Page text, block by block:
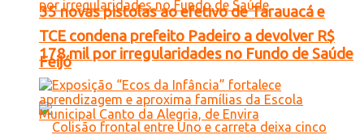
35 novas pistolas ao efetivo de Tarauacá e
Feijó
TCE condena prefeito Padeiro a devolver R$
178 mil por irregularidades no Fundo de Saúde